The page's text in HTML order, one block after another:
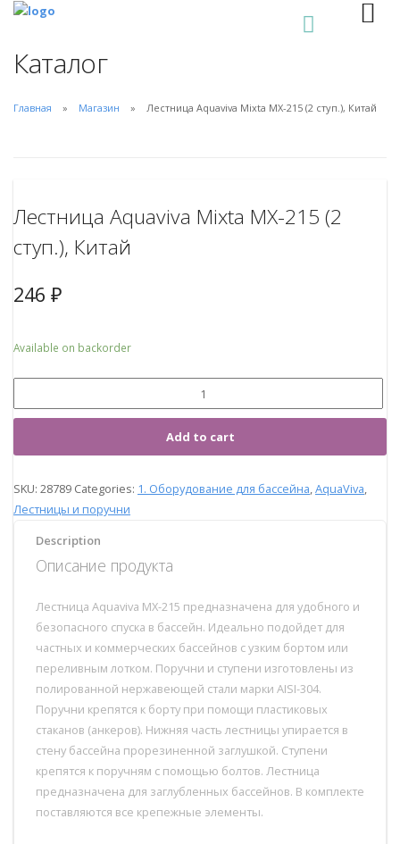
Каталог
Главная Магазин Лестница Aquaviva Mixta MX-215 (2 ступ.), Китай
Лестница Aquaviva Mixta MX-215 (2
ступ.), Китай
246 ₽
Available on backorder
Add to cart
SKU: 28789 Categories: 1. Оборудование для бассейна AquaViva
Лестницы и поручни
Description
Описание продукта
Лестница Aquaviva MX-215 предназначена для удобного и
безопасного спуска в бассейн. Идеально подойдет для
частных и коммерческих бассейнов с узким бортом или
переливным лотком. Поручни и ступени изготовлены из
полированной нержавеющей стали марки AISI-304.
Поручни крепятся к борту при помощи пластиковых
стаканов (анкеров). Нижняя часть лестницы упирается в
стену бассейна прорезиненной заглушкой. Ступени
крепятся к поручням с помощью болтов. Лестница
предназначена для заглубленных бассейнов. В комплекте
поставляются все крепежные элементы.